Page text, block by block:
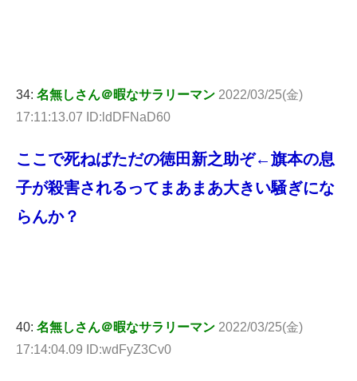
34: 名無しさん＠暇なサラリーマン 2022/03/25(金)
17:11:13.07 ID:ldDFNaD60
ここで死ねばただの徳田新之助ぞ←旗本の息
子が殺害されるってまあまあ大きい騒ぎにな
らんか？
40: 名無しさん＠暇なサラリーマン 2022/03/25(金)
17:14:04.09 ID:wdFyZ3Cv0